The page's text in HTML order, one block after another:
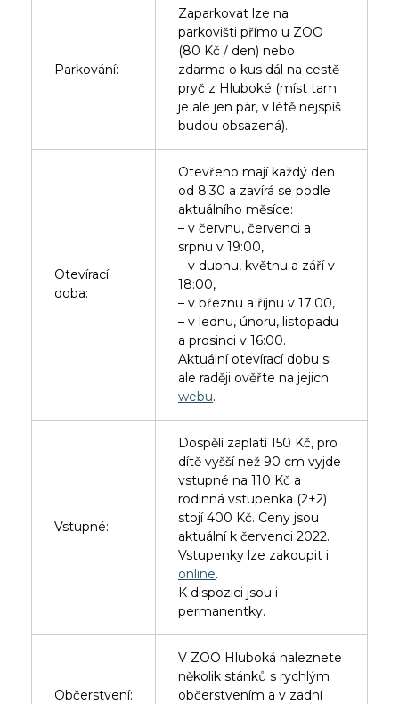
Parkování:
Zaparkovat lze na
parkovišti přímo u ZOO
(80 Kč / den) nebo
zdarma o kus dál na cestě
pryč z Hluboké (míst tam
je ale jen pár, v létě nejspíš
budou obsazená).
Otevírací
doba:
Otevřeno mají každý den
od 8:30 a zavírá se podle
aktuálního měsíce:
– v červnu, červenci a
srpnu v 19:00,
– v dubnu, květnu a září v
18:00,
– v březnu a říjnu v 17:00,
– v lednu, únoru, listopadu
a prosinci v 16:00.
Aktuální otevírací dobu si
ale raději ověřte na jejich
webu.
Vstupné:
Dospělí zaplatí 150 Kč, pro
dítě vyšší než 90 cm vyjde
vstupné na 110 Kč a
rodinná vstupenka (2+2)
stojí 400 Kč. Ceny jsou
aktuální k červenci 2022.
Vstupenky lze zakoupit i
online.
K dispozici jsou i
permanentky.
Občerstvení:
V ZOO Hluboká naleznete
několik stánků s rychlým
občerstvením a v zadní